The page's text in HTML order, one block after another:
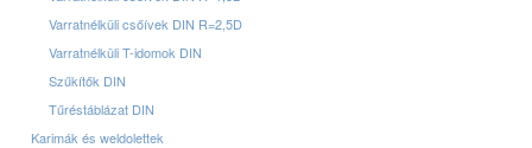
Varratnélküli csőívek DIN R=2,5D
Varratnélküli T-idomok DIN
Szűkítők DIN
Tűréstáblázat DIN
Karimák és weldolettek